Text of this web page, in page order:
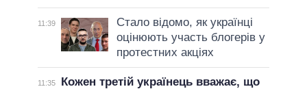
11:39
Стало відомо, як українці
оцінюють участь блогерів у
протестних акціях
11:35
Кожен третій українець вважає, що